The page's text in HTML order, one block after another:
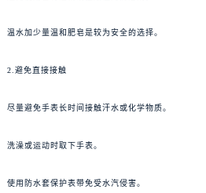
温水加少量温和肥皂是较为安全的选择。
2.避免直接接触
尽量避免手表长时间接触汗水或化学物质。
洗澡或运动时取下手表。
使用防水套保护表带免受水汽侵害。